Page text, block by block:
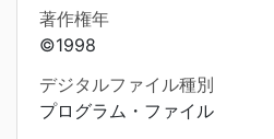
著作権年
©1998
デジタルファイル種別
プログラム・ファイル